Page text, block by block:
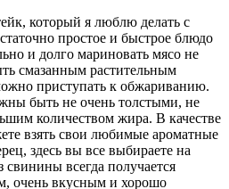
который я люблю делать с
простое и быстрое блюдо
и долго мариновать мясо не
смазанным растительным
приступать к обжариванию.
быть не очень толстыми, не
количеством жира. В качестве
взять свои любимые ароматные
здесь вы все выбираете на
всегда получается
очень вкусным и хорошо